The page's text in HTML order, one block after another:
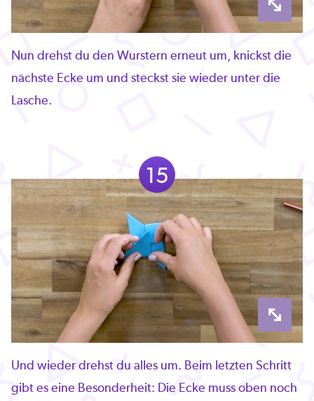
Nun drehst du den Wurstern erneut um, knickst die
nächste Ecke um und steckst sie wieder unter die
Lasche.
15
Und wieder drehst du alles um. Beim letzten Schritt
gibt es eine Besonderheit: Die Ecke muss oben noch